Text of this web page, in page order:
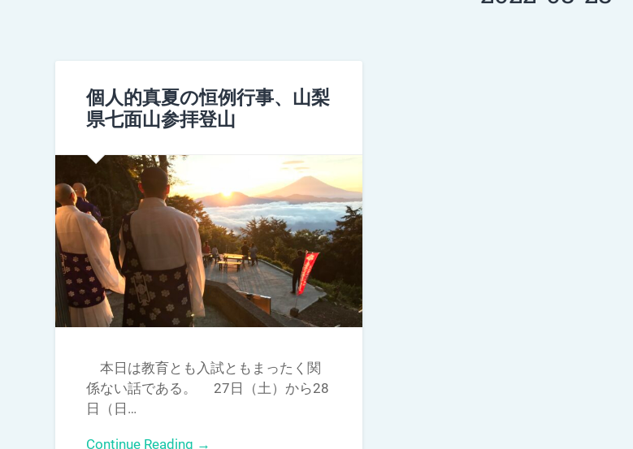
個人的真夏の恒例行事、山梨
県七面山参拝登山
本日は教育とも入試ともまったく関
係ない話である。 27日（土）から28
日（日…
Continue Reading →